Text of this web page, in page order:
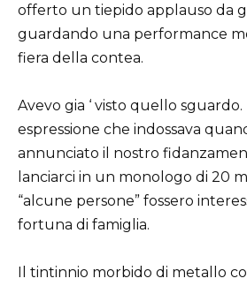
offerto un tiepido applauso da
guardando una performance
fiera della contea.
Avevo gia ‘ visto quello sguardo.
espressione che indossava
annunciato il nostro
lanciarci in un monologo di 20
“alcune persone” fossero
fortuna di famiglia.
Il tintinnio morbido di metallo